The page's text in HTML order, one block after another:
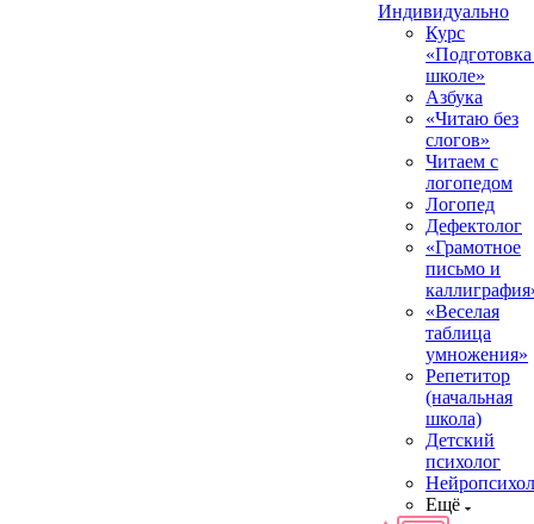
Индивидуально
Курс
школе»
Азбука
«Читаю без
слогов»
Читаем с
логопедом
Логопед
Дефектолог
«Грамотное
письмо и
«Веселая
таблица
умножения»
Репетитор
(начальная
школа)
Детский
психолог
Ещё